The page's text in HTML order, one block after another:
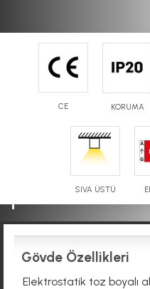
Sıva Üstü
DOWNLIGHT LED
CE KORUMA
SIVA ÜSTÜ
Gövde Özellikleri
Elektrostatik toz boyalı